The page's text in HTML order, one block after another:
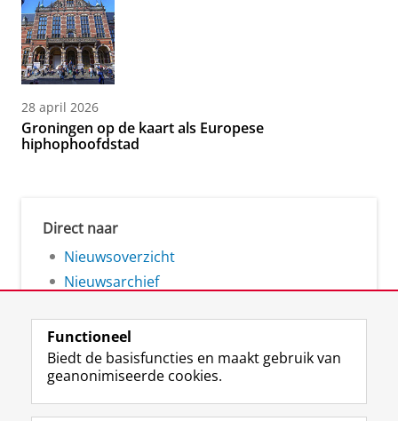
28 april 2026
Groningen op de kaart als Europese
hiphophoofdstad
Direct naar
Nieuwsoverzicht
Nieuwsarchief
Volg de RUG
F
L
R I
Y
Functioneel
Biedt de basisfuncties en maakt gebruik van
geanonimiseerde cookies.